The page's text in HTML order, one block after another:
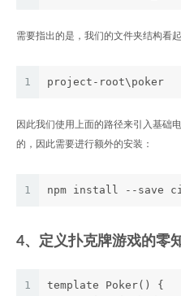
需要指出的是，我们的文件夹结构看
1 project-root\poker
因此我们使用上面的路径来引入基础
的，因此需要进行额外的安装：
1 npm install --save
4、定义扑克牌游戏的零
1
template Poker() {